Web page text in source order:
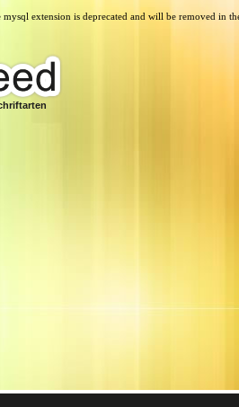
extension is deprecated and will be removed in